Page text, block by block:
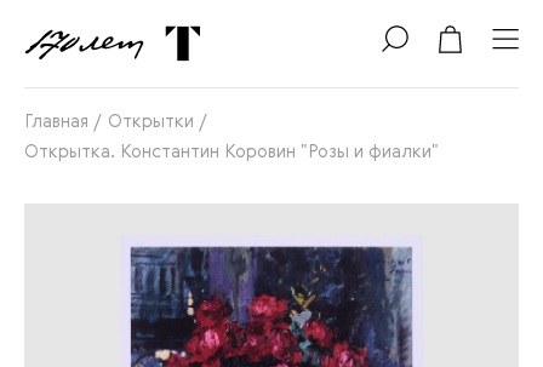
Главная / Открытки /
Открытка. Константин Коровин "Розы и фиалки"